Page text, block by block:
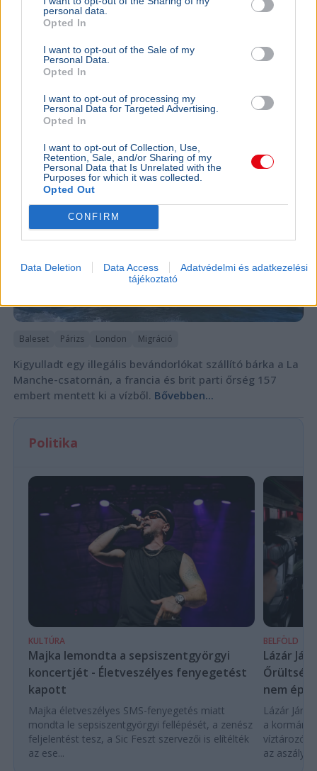
personal data.
Opted In
I want to opt-out of the Sale of my
Personal Data.
Opted In
I want to opt-out of processing my
Personal Data for Targeted Advertising.
Opted In
I want to opt-out of Collection, Use,
Retention, Sale, and/or Sharing of my
Personal Data that Is Unrelated with the
Purposes for which it was collected.
Opted Out
CONFIRM
Data Deletion Data Access
Adatvédelmi és adatkezelési
tájékoztató
A hatóságok fegyverrel és lőszerekkel tartóztattak le
egy férfit Donald Trump kaliforniai golfklubjánál az elnök
KÜLFÖLD 2026. augusztus 4.
157 embert mentett ki a parti őrség egy égő
bárkából a La Manche-csatornán
Baleset Párizs London Migráció
Kigyulladt egy illegális bevándorlókat szállító bárka a La
Manche-csatornán, a francia és brit parti őrség 157
embert mentett ki a vízből. Bővebben...
Politika
KULTÚRA
Majka lemondta a sepsiszentgyörgyi
koncertjét - Életveszélyes fenyegetést
kapott
Majka életveszélyes SMS-fenyegetés miatt
mondta le sepsiszentgyörgyi fellépését, a zenész
feljelentést tesz, a Sic Feszt szervezői is elítélték
az ese...
BELFÖLD
Lázár
Őrültség
nem
Lázár
a kormány
az